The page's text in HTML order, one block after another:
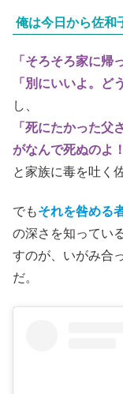
俺は今日から佐和
「そろそろ家に帰
「別にいいよ。ど
し、
「死にたかった父
がなんで死ぬのよ！
と家族に毒を吐く
でもそれを咎める
の深さを知ってい
すのが、いがみ合
だ。